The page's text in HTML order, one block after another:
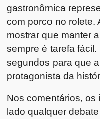
gastronômica
com porco no rolete.
mostrar que manter
sempre é tarefa
segundos para que
protagonista da
Nos comentários, os
lado qualquer